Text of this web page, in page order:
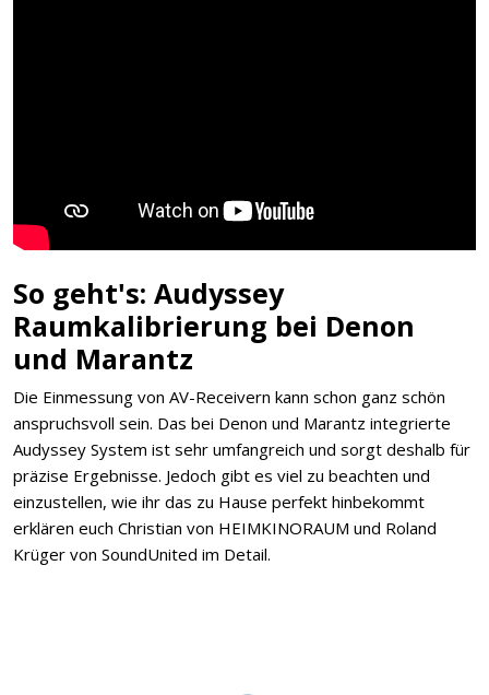
So geht's: Audyssey
Raumkalibrierung bei Denon
und Marantz
Die Einmessung von AV-Receivern kann schon ganz schön
anspruchsvoll sein. Das bei Denon und Marantz integrierte
Audyssey System ist sehr umfangreich und sorgt deshalb für
präzise Ergebnisse. Jedoch gibt es viel zu beachten und
einzustellen, wie ihr das zu Hause perfekt hinbekommt
erklären euch Christian von HEIMKINORAUM und Roland
Krüger von SoundUnited im Detail.